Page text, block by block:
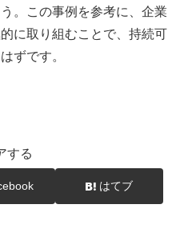
。この事例を参考に、企業
に取り組むことで、持続可
ずです。
する
はてブ